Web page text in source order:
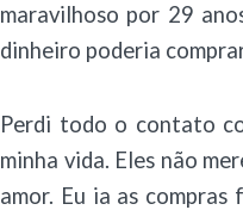
maravilhoso por 29
dinheiro poderia
Perdi todo o contato
minha vida. Eles não
amor. Eu ia as